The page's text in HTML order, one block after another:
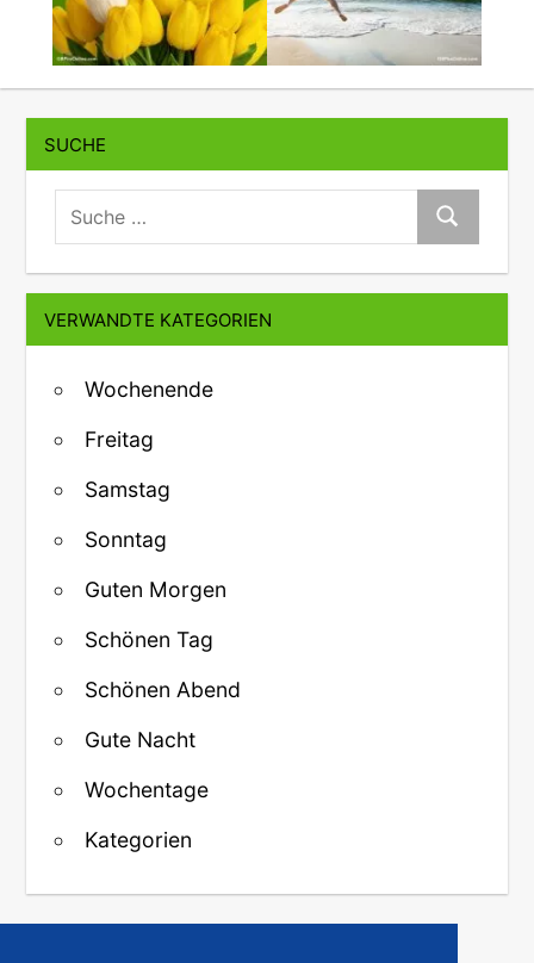
SUCHE
suche:
Suche
VERWANDTE KATEGORIEN
Wochenende
Freitag
Samstag
Sonntag
Guten Morgen
Schönen Tag
Schönen Abend
Gute Nacht
Wochentage
Kategorien
↑ Zurück zum Anfang